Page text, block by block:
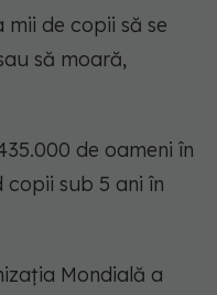
de copii să se
să moară,
de oameni în
sub 5 ani în
Mondială a